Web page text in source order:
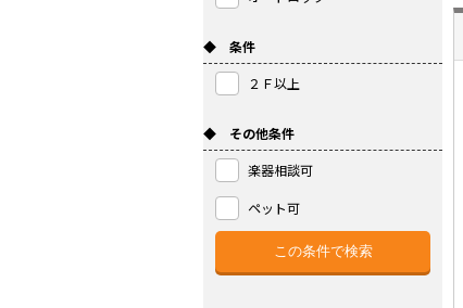
◆ 条件
２Ｆ以上
◆ その他条件
楽器相談可
ペット可